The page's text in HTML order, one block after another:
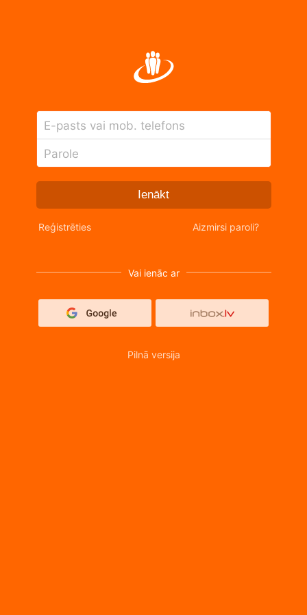
E-pasts vai mob. telefons
Parole
Ienākt
Reģistrēties Aizmirsi paroli?
Vai ienāc ar
Pilnā versija